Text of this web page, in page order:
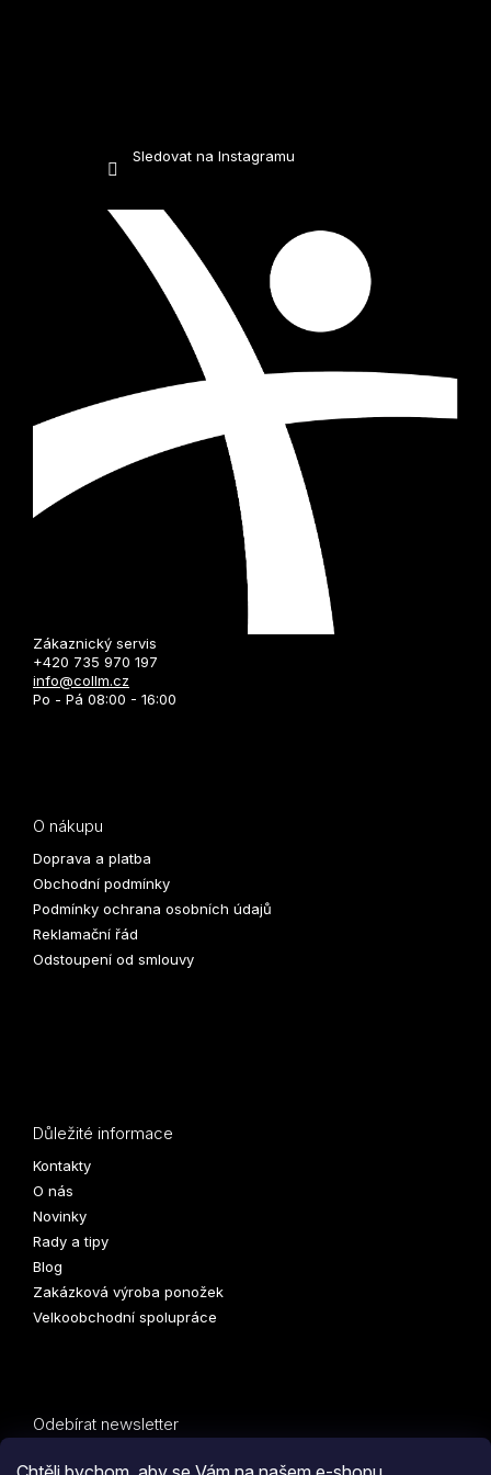
Sledovat na Instagramu
Zákaznický servis
+420 735 970 197
info@collm.cz
Po - Pá 08:00 - 16:00
O nákupu
Doprava a platba
Obchodní podmínky
Podmínky ochrana osobních údajů
Reklamační řád
Odstoupení od smlouvy
Důležité informace
Kontakty
O nás
Novinky
Rady a tipy
Blog
Zakázková výroba ponožek
Velkoobchodní spolupráce
Odebírat newsletter
Vložte svůj e-mail a my vám budeme zasílat informace o